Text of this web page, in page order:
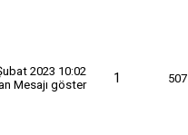
2023 10:02
1 507